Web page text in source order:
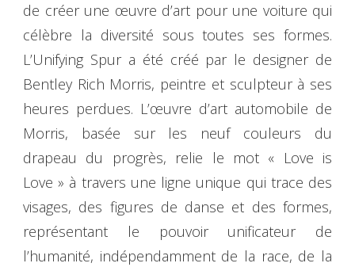
de créer une œuvre d’art pour une voiture qui
célèbre la diversité sous toutes ses formes.
L’Unifying Spur a été créé par le designer de
Bentley Rich Morris, peintre et sculpteur à ses
heures perdues. L’œuvre d’art automobile de
Morris, basée sur les neuf couleurs du
drapeau du progrès, relie le mot « Love is
Love » à travers une ligne unique qui trace des
visages, des figures de danse et des formes,
représentant le pouvoir unificateur de
l’humanité, indépendamment de la race, de la